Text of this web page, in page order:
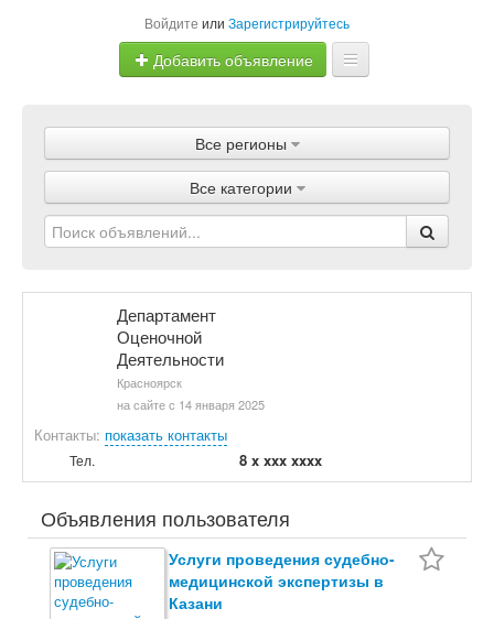
Войдите или Зарегистрируйтесь
Добавить объявление
Объявления
Магазины
Услуги
Статьи
Все регионы
Все категории
Департамент
Оценочной
Деятельности
Красноярск
на сайте с 14 января 2025
Контакты: показать контакты
Тел. 8 x xxx xxxx
Объявления пользователя
Услуги проведения судебно-
медицинской экспертизы в
Казани